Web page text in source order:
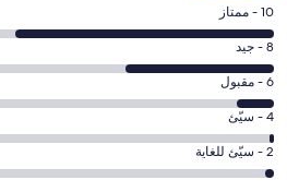
درجة
التصنيف
10
-
ممتاز.
381
من
أصل
10 - ممتاز
درجة
التصنيف
8
-
جيد.
214
8 - جيد
درجة
التصنيف
6
-
مقبول.
6 - مقبول
درجة
التصنيف
4
4 - سيّئ
درجة
التصنيف
2 - سيّئ للغاية